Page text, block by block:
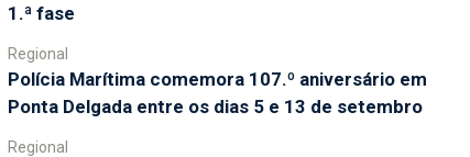
1.ª fase
Regional
Polícia Marítima comemora 107.º aniversário em
Ponta Delgada entre os dias 5 e 13 de setembro
Regional